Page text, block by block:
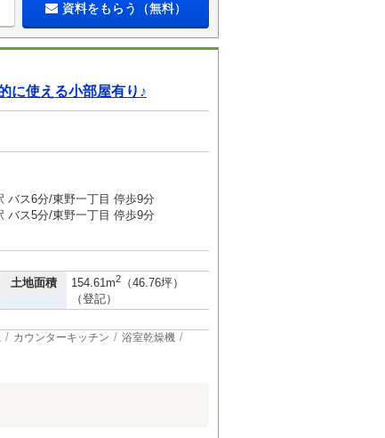
資料をもらう（無料）
に使える小部屋有り♪
バス6分/東野一丁目 停歩9分
バス5分/東野一丁目 停歩9分
土地面積 154.61m2
（46.76坪）
（登記）
カウンターキッチン 浴室乾燥機